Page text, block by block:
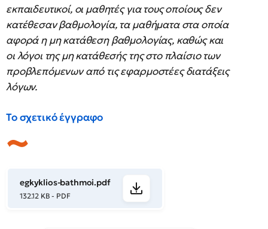
εκπαιδευτικοί, οι μαθητές για τους οποίους δεν
κατέθεσαν βαθμολογία, τα μαθήματα στα οποία
αφορά η μη κατάθεση βαθμολογίας, καθώς και
οι λόγοι της μη κατάθεσής της στο πλαίσιο των
προβλεπόμενων από τις εφαρμοστέες διατάξεις
λόγων.
Το σχετικό έγγραφο
egkyklios-bathmoi.pdf
132.12 KB - PDF